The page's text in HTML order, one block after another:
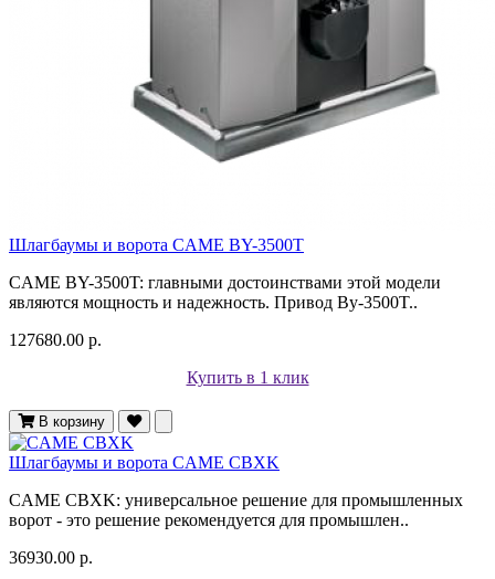
Шлагбаумы и ворота CAME BY-3500T
CAME BY-3500T: главными достоинствами этой модели
являются мощность и надежность. Привод By-3500T..
127680.00 р.
Купить в 1 клик
В корзину
Шлагбаумы и ворота CAME CBXK
CAME CBXK: универсальное решение для промышленных
ворот - это решение рекомендуется для промышлен..
36930.00 р.